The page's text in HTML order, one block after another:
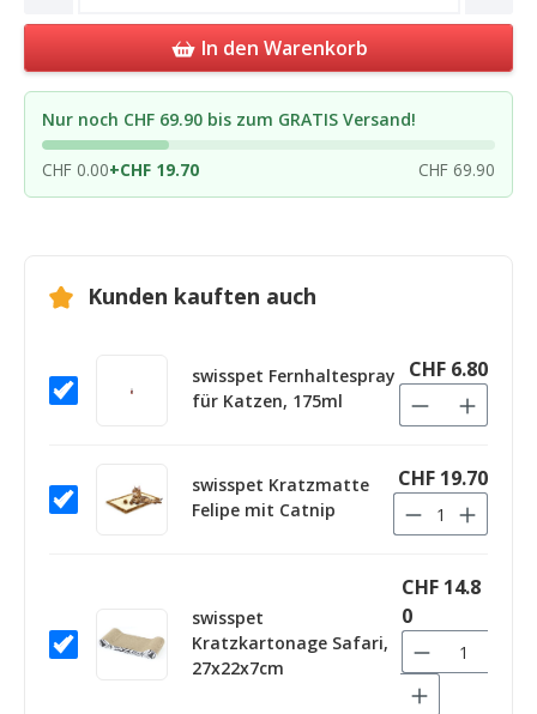
In den Warenkorb
Nur noch CHF 69.90 bis zum GRATIS Versand!
CHF 0.00+CHF 19.70 CHF 69.90
Kunden kauften auch
swisspet Fernhaltespray
für Katzen, 175ml
CHF 6.80
swisspet Kratzmatte
Felipe mit Catnip
CHF 19.70
swisspet
Kratzkartonage Safari,
27x22x7cm
CHF 14.8
0